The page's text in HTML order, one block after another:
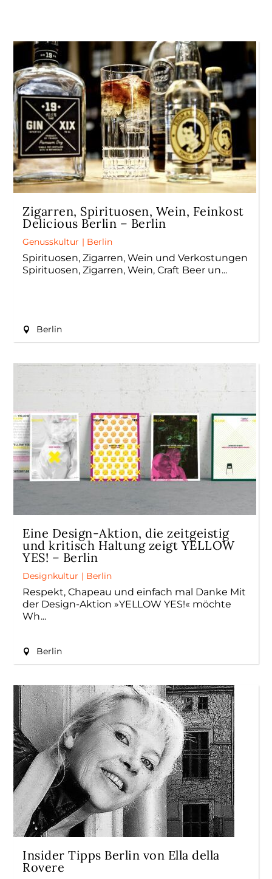
Zigarren, Spirituosen, Wein, Feinkost
Delicious Berlin – Berlin
Genusskultur | Berlin
Spirituosen, Zigarren, Wein und Verkostungen
Spirituosen, Zigarren, Wein, Craft Beer un
Berlin
Eine Design-Aktion, die zeitgeistig
und kritisch Haltung zeigt YELLOW
YES! – Berlin
Designkultur | Berlin
Respekt, Chapeau und einfach mal Danke Mit
der Design-Aktion »YELLOW YES!« möchte
Wh
Berlin
Insider Tipps Berlin von Ella della
Rovere